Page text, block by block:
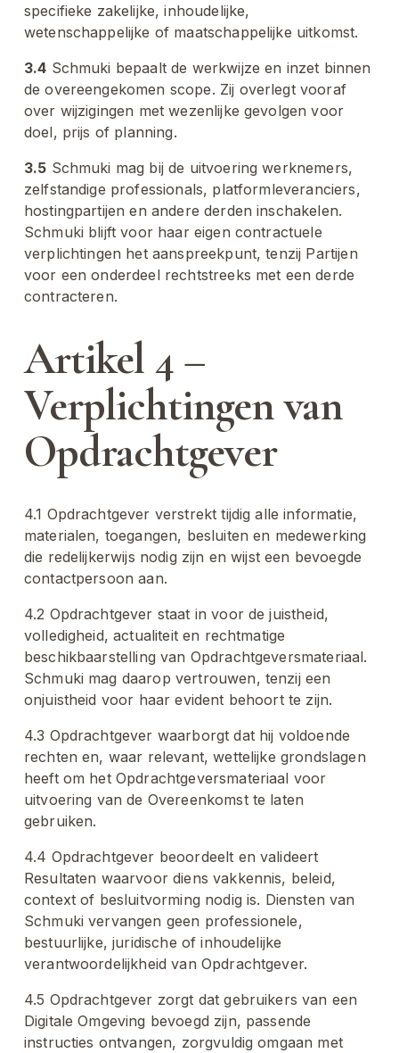
specifieke zakelijke, inhoudelijke,
wetenschappelijke of maatschappelijke uitkomst.
3.4 Schmuki bepaalt de werkwijze en inzet binnen
de overeengekomen scope. Zij overlegt vooraf
over wijzigingen met wezenlijke gevolgen voor
doel, prijs of planning.
3.5 Schmuki mag bij de uitvoering werknemers,
zelfstandige professionals, platformleveranciers,
hostingpartijen en andere derden inschakelen.
Schmuki blijft voor haar eigen contractuele
verplichtingen het aanspreekpunt, tenzij Partijen
voor een onderdeel rechtstreeks met een derde
contracteren.
Artikel 4 –
Verplichtingen van
Opdrachtgever
4.1 Opdrachtgever verstrekt tijdig alle informatie,
materialen, toegangen, besluiten en medewerking
die redelijkerwijs nodig zijn en wijst een bevoegde
contactpersoon aan.
4.2 Opdrachtgever staat in voor de juistheid,
volledigheid, actualiteit en rechtmatige
beschikbaarstelling van Opdrachtgeversmateriaal.
Schmuki mag daarop vertrouwen, tenzij een
onjuistheid voor haar evident behoort te zijn.
4.3 Opdrachtgever waarborgt dat hij voldoende
rechten en, waar relevant, wettelijke grondslagen
heeft om het Opdrachtgeversmateriaal voor
uitvoering van de Overeenkomst te laten
gebruiken.
4.4 Opdrachtgever beoordeelt en valideert
Resultaten waarvoor diens vakkennis, beleid,
context of besluitvorming nodig is. Diensten van
Schmuki vervangen geen professionele,
bestuurlijke, juridische of inhoudelijke
verantwoordelijkheid van Opdrachtgever.
4.5 Opdrachtgever zorgt dat gebruikers van een
Digitale Omgeving bevoegd zijn, passende
instructies ontvangen, zorgvuldig omgaan met